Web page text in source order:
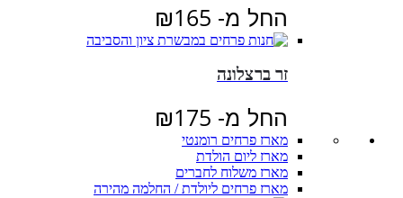
החל מ- ₪165
זר ברצלונה
החל מ- ₪175
מארז פרחים רומנטי
מארז ליום הולדת
מארז משלוח לחברים
מארז פרחים ליולדת / החלמה מהירה